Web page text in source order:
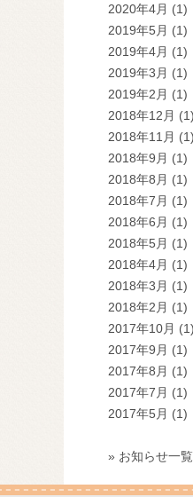
2020年4月 (1)
2019年5月 (1)
2019年4月 (1)
2019年3月 (1)
2019年2月 (1)
2018年12月 (1)
2018年11月 (1)
2018年9月 (1)
2018年8月 (1)
2018年7月 (1)
2018年6月 (1)
2018年5月 (1)
2018年4月 (1)
2018年3月 (1)
2018年2月 (1)
2017年10月 (1)
2017年9月 (1)
2017年8月 (1)
2017年7月 (1)
2017年5月 (1)
» お知らせ一